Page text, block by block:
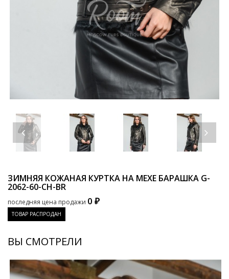
ЗИМНЯЯ КОЖАНАЯ КУРТКА НА МЕХЕ БАРАШКА G-
2062-60-CH-BR
последняя цена продажи 0 ₽
ТОВАР РАСПРОДАН
ВЫ СМОТРЕЛИ